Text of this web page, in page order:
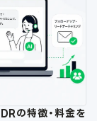
の特徴・料金を